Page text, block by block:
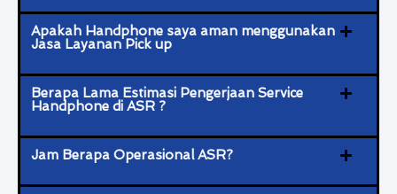
Apakah Handphone saya aman menggunakan
Jasa Layanan Pick up
Berapa Lama Estimasi Pengerjaan Service
Handphone di ASR ?
Jam Berapa Operasional ASR?